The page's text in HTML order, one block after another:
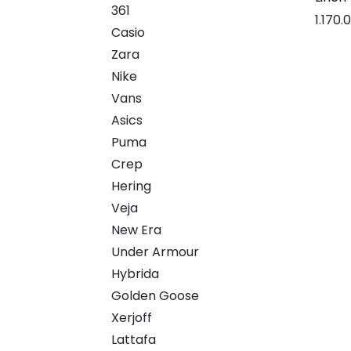
361
Casio
Zara
Nike
Vans
Asics
Puma
Crep
Hering
Veja
New Era
Under Armour
Hybrida
Golden Goose
Xerjoff
Lattafa